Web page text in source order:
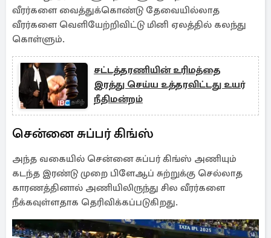
வீரர்களை வைத்துக்கொண்டு தேவையில்லாத
வீரர்களை வெளியேற்றிவிட்டு மினி ஏலத்தில் கலந்து
கொள்ளும்.
சட்டத்தரணியின் உரிமத்தை
இரத்து செய்ய உத்தரவிட்டது உயர்
நீதிமன்றம்
சென்னை சுப்பர் கிங்ஸ்
அந்த வகையில் சென்னை சுப்பர் கிங்ஸ் அணியும்
கடந்த இரண்டு முறை பிளேஆப் சுற்றுக்கு செல்லாத
காரணத்தினால் அணியிலிருந்து சில வீரர்களை
நீக்கவுள்ளதாக தெரிவிக்கப்படுகிறது.